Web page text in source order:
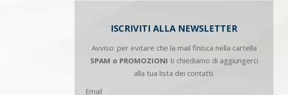
ISCRIVITI ALLA NEWSLETTER
Avviso: per evitare che la mail finisca nella cartella
SPAM o PROMOZIONI ti chiediamo di aggiungerci
alla tua lista dei contatti.
Email